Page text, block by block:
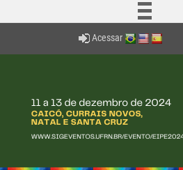
Simplifique!
Comunica BR
Acesso à informação
Legislação
Canais
Acessar